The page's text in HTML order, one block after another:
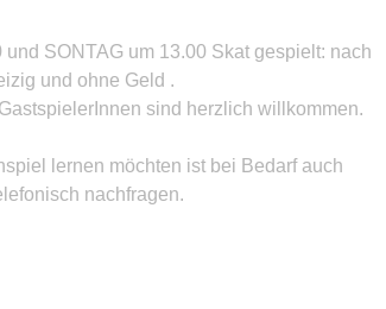
SONTAG um 13.00 Skat gespielt: nach
und ohne Geld .
sind herzlich willkommen.
lernen möchten ist bei Bedarf auch
nachfragen.